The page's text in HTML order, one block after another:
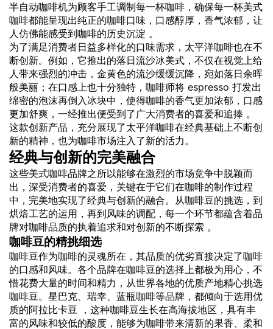
半自动咖啡机为顾客手工调制每一杯咖啡，确保每一杯美式
咖啡都能呈现出纯正的咖啡口味，口感醇厚，香气浓郁，让
人仿佛能感受到咖啡的历史沉淀 。
为了满足消费者日益多样化的口味需求，太平洋咖啡也在不
断创新。例如，它推出的落日流沙冰美式，不仅在视觉上给
人带来强烈的冲击，金黄色的流沙缓缓沉降，宛如落日余晖
般美丽；在口感上也十分独特，咖啡师将 espresso 打发出
绵密的泡沫再倒入冰块中，使得咖啡的香气更加浓郁，口感
更加舒爽，一经推出便受到了广大消费者的喜爱和追捧 。
这款创新产品，充分展现了太平洋咖啡在经典基础上不断创
新的精神，也为咖啡市场注入了新的活力。
经典与创新的完美融合
这些美式咖啡品牌之所以能够在激烈的市场竞争中脱颖而
出，深受消费者的喜爱，关键在于它们在咖啡的制作过程
中，完美地实现了经典与创新的融合。从咖啡豆的挑选，到
烘焙工艺的运用，再到风味的调配，每一个环节都蕴含着品
牌对咖啡品质的执着追求和对创新的不断探索 。
咖啡豆的精挑细选
咖啡豆作为咖啡的灵魂所在，其品质的优劣直接决定了咖啡
的口感和风味。各个品牌在咖啡豆的选择上都极为用心，不
惜花费大量的时间和精力，从世界各地的优质产地精心挑选
咖啡豆。星巴克、瑞幸、蓝瓶咖啡等品牌，都倾向于选用优
质的阿拉比卡豆 ，这种咖啡豆生长在高海拔地区，具有丰
富的风味和较低的酸度，能够为咖啡带来清新的果香、柔和